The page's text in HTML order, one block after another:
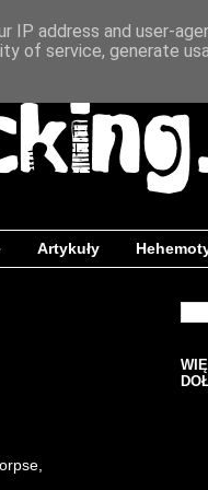
Artykuły
IP address and user-
of service, generate